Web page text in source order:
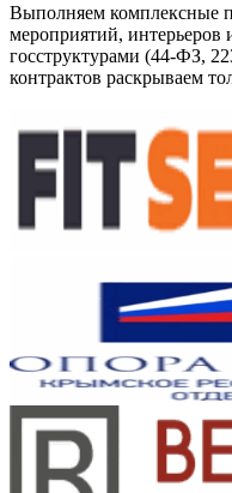
Выполняем комплексные
мероприятий, интерьеров
госструктурами (44-ФЗ,
контрактов раскрываем